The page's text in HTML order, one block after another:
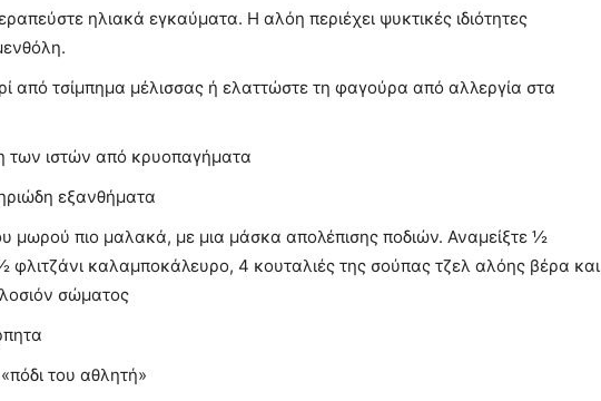
ηλιακά εγκαύματα. Η αλόη περιέχει ψυκτικές ιδιότητες
από τσίμπημα μέλισσας ή ελαττώστε τη φαγούρα από αλλεργία στα
των ιστών από κρυοπαγήματα
εξανθήματα
μωρού πιο μαλακά, με μια μάσκα απολέπισης ποδιών. Αναμείξτε ½
φλιτζάνι καλαμποκάλευρο, 4 κουταλιές της σούπας τζελ αλόης βέρα και
σώματος
του αθλητή»